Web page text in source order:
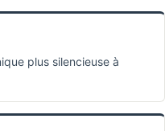
plus silencieuse à